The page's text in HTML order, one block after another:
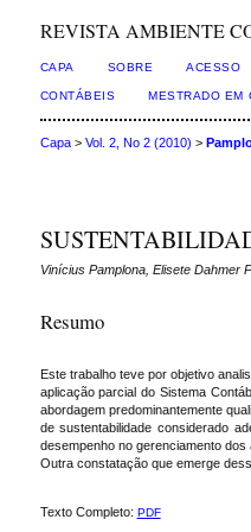
REVISTA AMBIENTE
CAPA SOBRE ACESSO
CONTÁBEIS MESTRADO EM
Capa> Vol. 2, No 2 (2010) >
Vinícius Pamplona, Elisete Dahmer
Resumo
Este trabalho teve por objetivo
aplicação parcial do Sistema
abordagem predominantemente
de sustentabilidade considerado
desempenho no gerenciamento
Outra constatação que emerge
Texto Completo: PDF